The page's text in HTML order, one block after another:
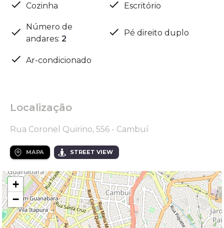
Cozinha Escritório
Número de
andares: 2
Pé direito duplo
Ar-condicionado
Localização
Rua Coronel Quirino, 556 - Cambuí
MAPA STREET VIEW
+
−